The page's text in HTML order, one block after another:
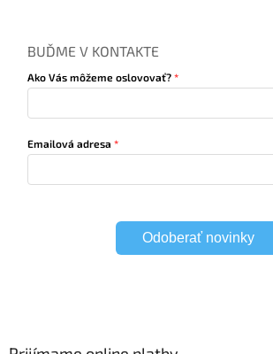
BUĎME V KONTAKTE
Ako Vás môžeme oslovovať?
Emailová adresa
Odoberať novinky